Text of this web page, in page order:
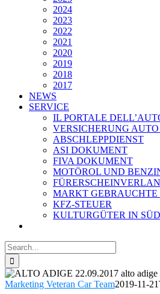
2024
2023
2022
2021
2020
2019
2018
2017
NEWS
SERVICE
IL PORTALE
VERSICHERUNG
ABSCHLEPPDIENST
ASI DOKUMENT
FIVA DOKUMENT
MOTÖROL UND
MARKT GEBRAUCHTE
KFZ-STEUER
KULTURGÜTER IN
Search
for:
Marketing Veteran Car Team2019-11-